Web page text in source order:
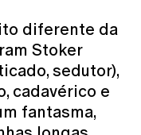
diferente da
Stoker
sedutor),
cadavérico e
fantasma,